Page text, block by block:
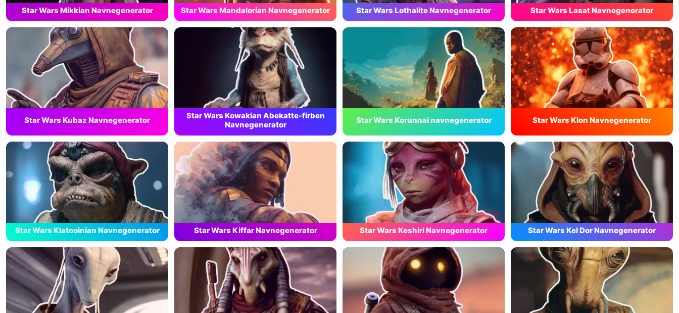
Star Wars Mikkian Navnegenerator Star Wars Mandalorian Navnegenerator Star Wars Lothalite Navnegenerator Star Wars Lasat Navnegenerator
Star Wars Kubaz Navnegenerator
Star Wars Kowakian Abekatte-firben
Navnegenerator
Star Wars Korunnai navnegenerator Star Wars Klon Navnegenerator
Star Wars Klatooinian Navnegenerator Star Wars Kiffar Navnegenerator Star Wars Keshiri Navnegenerator Star Wars Kel Dor Navnegenerator